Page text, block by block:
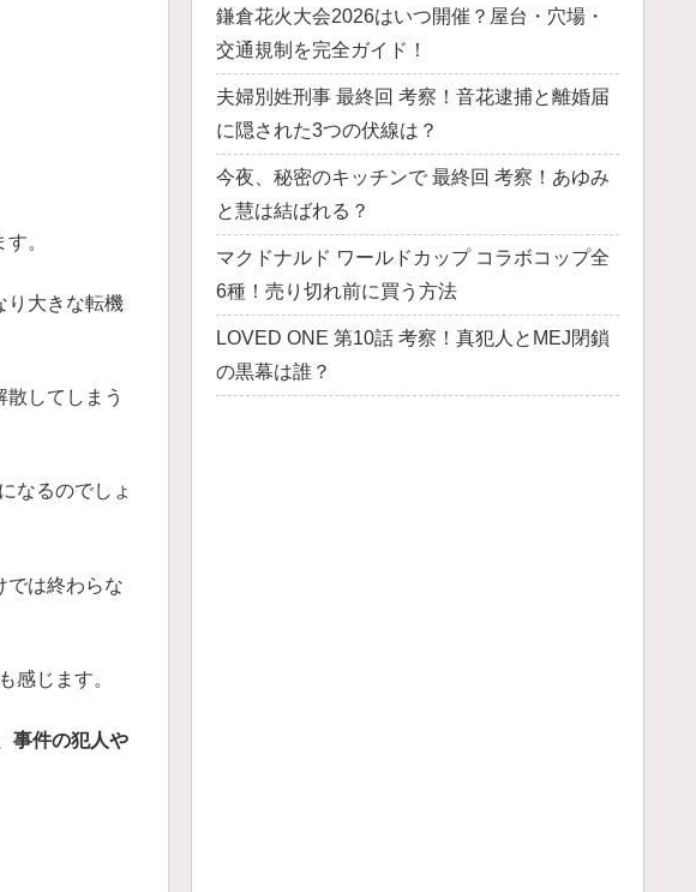
。
り大きな転機
してしまう
なるのでしょ
では終わらな
感じます。
事件の犯人や
鎌倉花火大会2026はいつ開催？屋台・穴場・
交通規制を完全ガイド！
夫婦別姓刑事 最終回 考察！音花逮捕と離婚届
に隠された3つの伏線は？
今夜、秘密のキッチンで 最終回 考察！あゆみ
と慧は結ばれる？
マクドナルド ワールドカップ コラボコップ全
6種！売り切れ前に買う方法
LOVED ONE 第10話 考察！真犯人とMEJ閉鎖
の黒幕は誰？